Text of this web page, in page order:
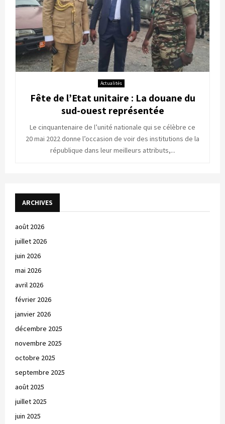
Actualités
Fête de l’Etat unitaire : La douane du
sud-ouest représentée
Le cinquantenaire de l’unité nationale qui se célèbre ce
20 mai 2022 donne l’occasion de voir des institutions de la
république dans leur meilleurs attributs,...
ARCHIVES
août 2026
juillet 2026
juin 2026
mai 2026
avril 2026
février 2026
janvier 2026
décembre 2025
novembre 2025
octobre 2025
septembre 2025
août 2025
juillet 2025
juin 2025